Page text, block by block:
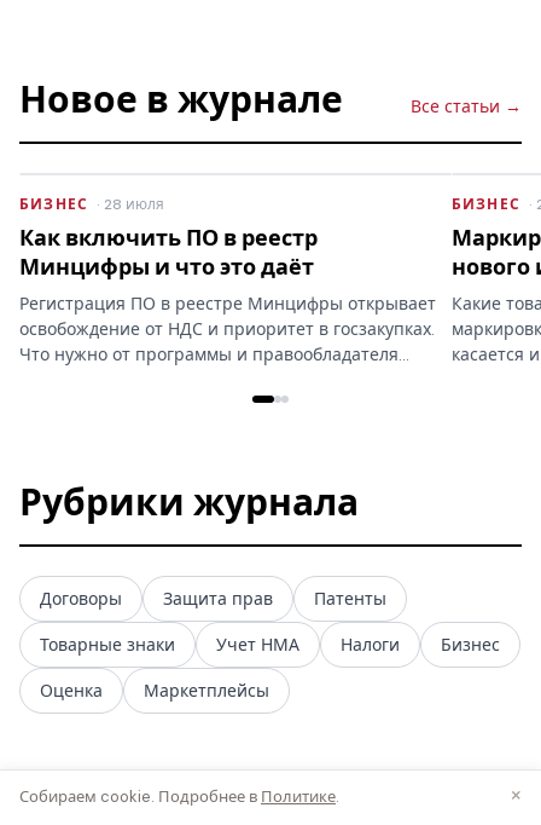
Новое в журнале Все статьи →
БИЗНЕС · 28 июля
Как включить ПО в реестр
Минцифры и что это даёт
Регистрация ПО в реестре Минцифры открывает
освобождение от НДС и приоритет в госзакупках.
Что нужно от программы и правообладателя…
БИЗНЕС
нового
Какие
касается
Рубрики журнала
Договоры Защита прав Патенты
Товарные знаки Учет НМА Налоги Бизнес
Оценка Маркетплейсы
×
Собираем cookie. Подробнее в Политике.